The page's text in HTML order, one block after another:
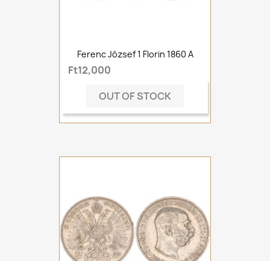
Ferenc József 1 Florin 1860 A
Ft12,000
OUT OF STOCK